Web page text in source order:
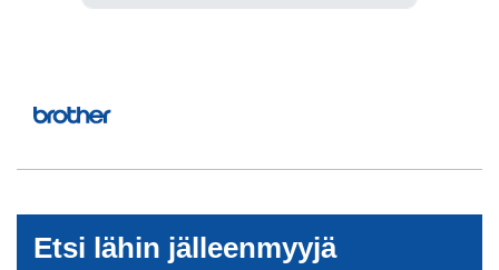
Etsi lähin jälleenmyyjä